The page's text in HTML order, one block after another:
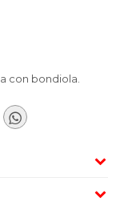
con bondiola.
